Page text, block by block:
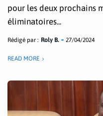
pour les deux prochains
éliminatoires...
Rédigé par : Roly B. 27/04/2024
READ MORE